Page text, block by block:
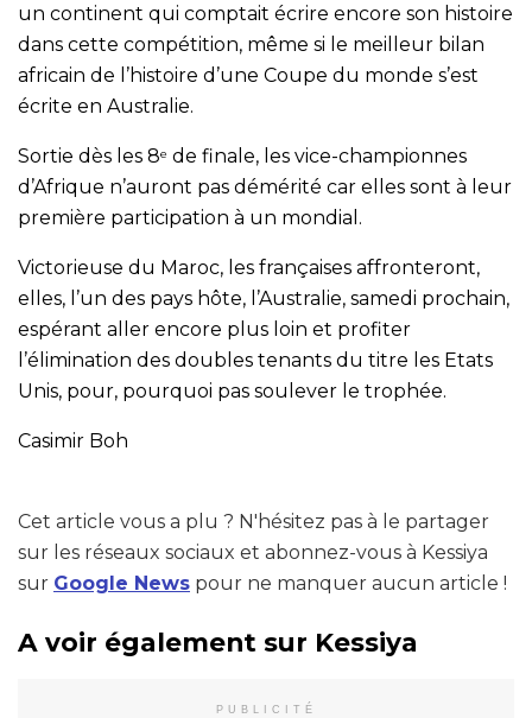
un continent qui comptait écrire encore son histoire
dans cette compétition, même si le meilleur bilan
africain de l’histoire d’une Coupe du monde s’est
écrite en Australie.
Sortie dès les 8e de finale, les vice-championnes
d’Afrique n’auront pas démérité car elles sont à leur
première participation à un mondial.
Victorieuse du Maroc, les françaises affronteront,
elles, l’un des pays hôte, l’Australie, samedi prochain,
espérant aller encore plus loin et profiter
l’élimination des doubles tenants du titre les Etats
Unis, pour, pourquoi pas soulever le trophée.
Casimir Boh
Cet article vous a plu ? N'hésitez pas à le partager
sur les réseaux sociaux et abonnez-vous à Kessiya
sur Google News pour ne manquer aucun article !
A voir également sur Kessiya
PUBLICITÉ